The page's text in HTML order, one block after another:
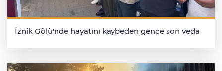
İznik Gölü'nde hayatını kaybeden gence son veda